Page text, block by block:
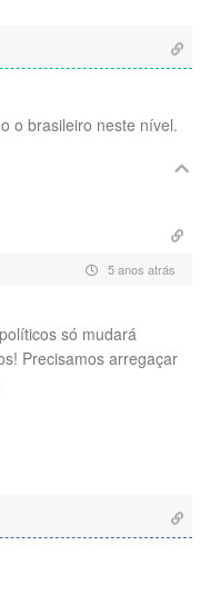
o brasileiro neste nível.
5 anos atrás
só mudará
Precisamos arregaçar